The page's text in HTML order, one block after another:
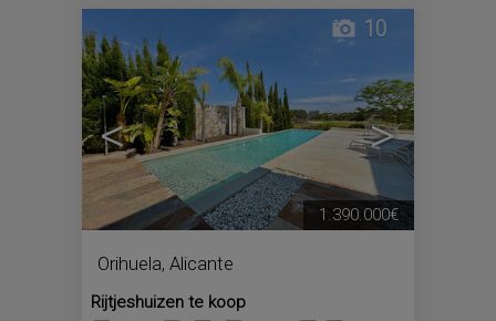
< >
10
Orihuela, Alicante
Rijtjeshuizen te koop
1.390.000€